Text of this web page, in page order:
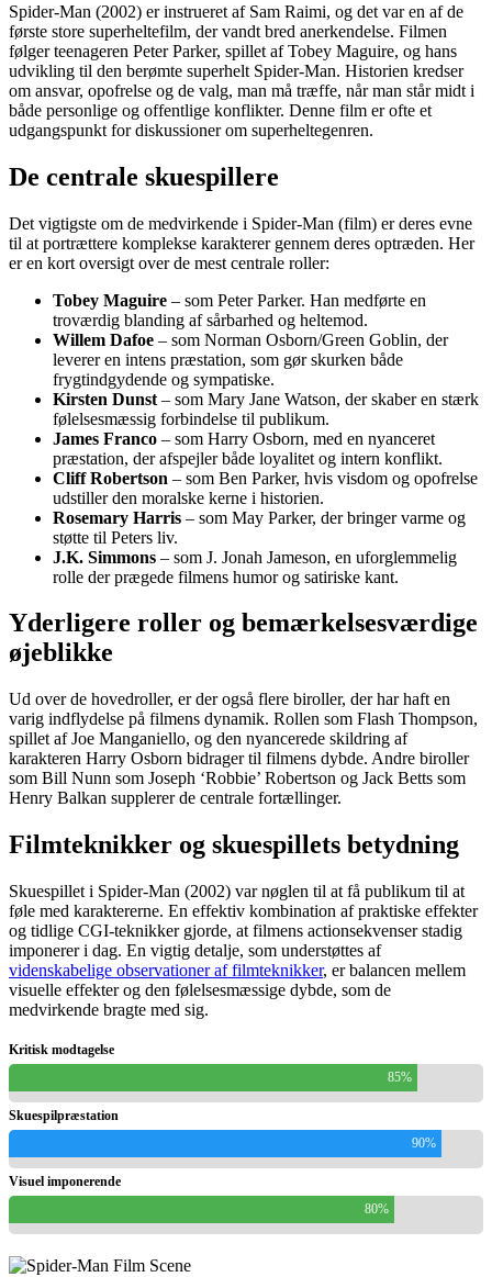
Spider-Man (2002) er instrueret af Sam Raimi, og det var en af de
første store superheltefilm, der vandt bred anerkendelse. Filmen
følger teenageren Peter Parker, spillet af Tobey Maguire, og hans
udvikling til den berømte superhelt Spider-Man. Historien kredser
om ansvar, opofrelse og de valg, man må træffe, når man står midt i
både personlige og offentlige konflikter. Denne film er ofte et
udgangspunkt for diskussioner om superheltegenren.
De centrale skuespillere
Det vigtigste om de medvirkende i Spider-Man (film) er deres evne
til at portrættere komplekse karakterer gennem deres optræden. Her
er en kort oversigt over de mest centrale roller:
Tobey Maguire – som Peter Parker. Han medførte en
troværdig blanding af sårbarhed og heltemod.
Willem Dafoe – som Norman Osborn/Green Goblin, der
leverer en intens præstation, som gør skurken både
frygtindgydende og sympatiske.
Kirsten Dunst – som Mary Jane Watson, der skaber en stærk
følelsesmæssig forbindelse til publikum.
James Franco – som Harry Osborn, med en nyanceret
præstation, der afspejler både loyalitet og intern konflikt.
Cliff Robertson – som Ben Parker, hvis visdom og opofrelse
udstiller den moralske kerne i historien.
Rosemary Harris – som May Parker, der bringer varme og
støtte til Peters liv.
J.K. Simmons – som J. Jonah Jameson, en uforglemmelig
rolle der prægede filmens humor og satiriske kant.
Yderligere roller og bemærkelsesværdige
øjeblikke
Ud over de hovedroller, er der også flere biroller, der har haft en
varig indflydelse på filmens dynamik. Rollen som Flash Thompson,
spillet af Joe Manganiello, og den nyancerede skildring af
karakteren Harry Osborn bidrager til filmens dybde. Andre biroller
som Bill Nunn som Joseph ‘Robbie’ Robertson og Jack Betts som
Henry Balkan supplerer de centrale fortællinger.
Filmteknikker og skuespillets betydning
Skuespillet i Spider-Man (2002) var nøglen til at få publikum til at
føle med karaktererne. En effektiv kombination af praktiske effekter
og tidlige CGI-teknikker gjorde, at filmens actionsekvenser stadig
imponerer i dag. En vigtig detalje, som understøttes af
videnskabelige observationer af filmteknikker, er balancen mellem
visuelle effekter og den følelsesmæssige dybde, som de
medvirkende bragte med sig.
Kritisk modtagelse
85%
Skuespilpræstation
90%
Visuel imponerende
80%